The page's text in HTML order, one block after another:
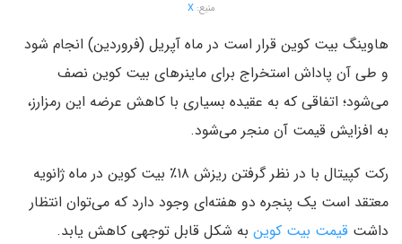
منبع:X
هاوینگ بیت کوین قرار است در ماه آپریل (فروردین) انجام شود
و طی آن پاداش استخراج برای ماینرهای بیت کوین نصف
می‌شود؛ اتفاقی که به عقیده بسیاری با کاهش عرضه این رمزارز،
به افزایش قیمت آن منجر می‌شود.
رکت کپیتال با در نظر گرفتن ریزش ۱۸٪ بیت کوین در ماه ژانویه
معتقد است یک پنجره دو هفته‌ای وجود دارد که می‌توان انتظار
داشت قیمت بیت کوین به شکل قابل توجهی کاهش یابد.